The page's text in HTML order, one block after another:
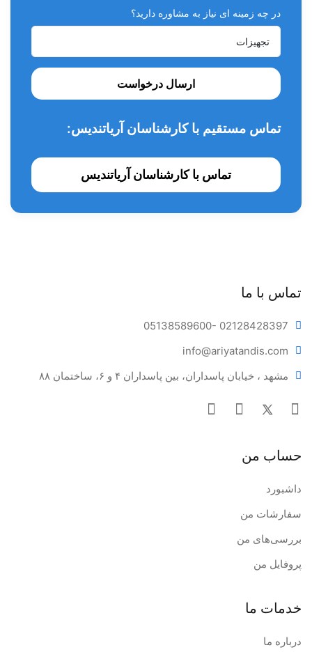
در چه زمینه ای نیاز به مشاوره دارید؟
ارسال درخواست
تماس مستقیم با کارشناسان آریاتندیس:
تماس با کارشناسان آریاتندیس
تماس با ما
05138589600- 02128428397
info@ariyatandis.com
مشهد ، خیابان پاسداران، بین پاسداران ۴ و ۶، ساختمان ۸۸
حساب من
داشبورد
سفارشات من
بررسی‌های من
پروفایل من
خدمات ما
درباره ما